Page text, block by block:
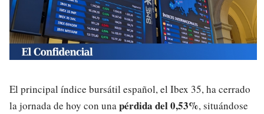
El principal índice bursátil español, el Ibex 35, ha cerrado
la jornada de hoy con unapérdida del 0,53%, situándose